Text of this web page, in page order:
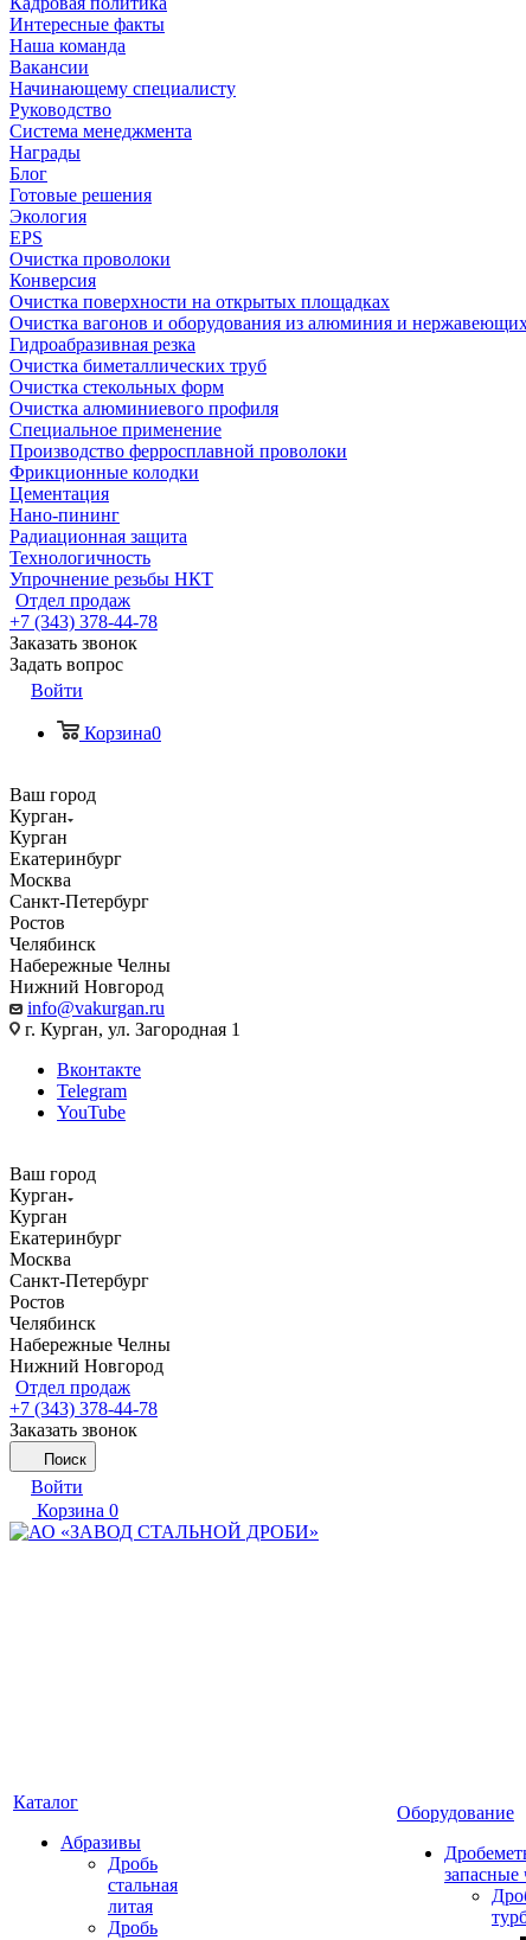
Интересные факты
Наша команда
Вакансии
Начинающему специалисту
Руководство
Система менеджмента
Награды
Блог
Готовые решения
Экология
EPS
Очистка проволоки
Конверсия
Очистка поверхности на открытых площадках
Очистка вагонов и оборудования из алюминия и
Гидроабразивная резка
Очистка биметаллических труб
Очистка стекольных форм
Очистка алюминиевого профиля
Специальное применение
Производство ферросплавной проволоки
Фрикционные колодки
Цементация
Нано-пининг
Радиационная защита
Технологичность
Упрочнение резьбы НКТ
Отдел продаж
+7 (343) 378-44-78
Заказать звонок
Задать вопрос
Войти
Корзина0
Ваш город
Курган
Курган
Екатеринбург
Москва
Санкт-Петербург
Ростов
Челябинск
Набережные Челны
Нижний Новгород
info@vakurgan.ru
г. Курган, ул. Загородная 1
Вконтакте
Telegram
YouTube
Ваш город
Курган
Курган
Екатеринбург
Москва
Санкт-Петербург
Ростов
Челябинск
Набережные Челны
Нижний Новгород
Отдел продаж
+7 (343) 378-44-78
Заказать звонок
Поиск
Войти
Корзина 0
Каталог
Абразивы
Дробь
стальная
литая
Дробь
Оборудование
запасные